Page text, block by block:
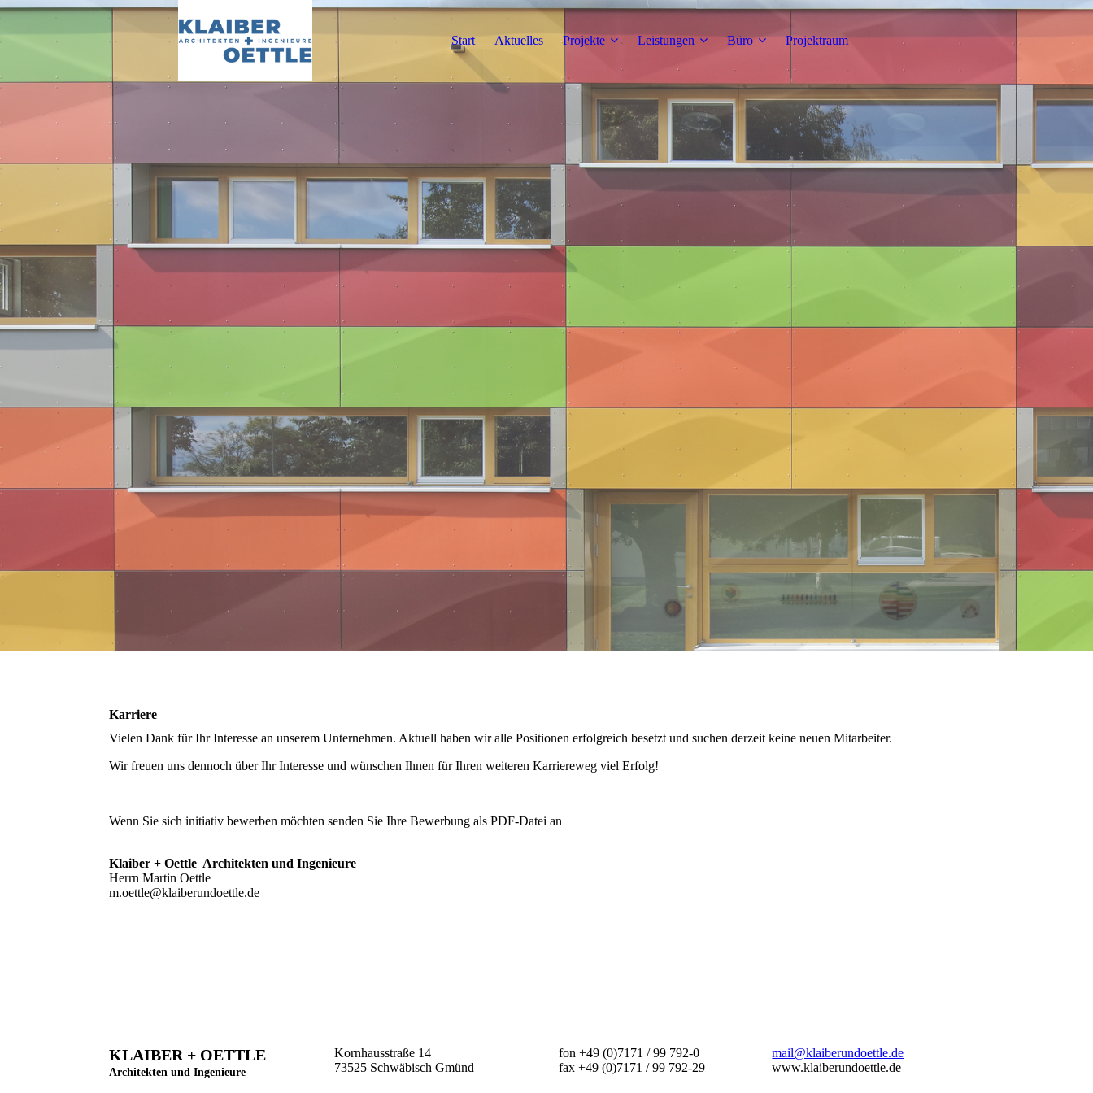
Start Aktuelles Projekte Leistungen Büro Projektraum
Karriere
Vielen Dank für Ihr Interesse an unserem Unternehmen. Aktuell haben wir alle Positionen erfolgreich besetzt und suchen derzeit keine neuen Mitarbeiter.
Wir freuen uns dennoch über Ihr Interesse und wünschen Ihnen für Ihren weiteren Karriereweg viel Erfolg!
Wenn Sie sich initiativ bewerben möchten senden Sie Ihre Bewerbung als PDF-Datei an
Klaiber + Oettle Architekten und Ingenieure
Herrn Martin Oettle
m.oettle@klaiberundoettle.de
KLAIBER + OETTLE
Architekten und Ingenieure
Kornhausstraße 14
73525 Schwäbisch Gmünd
fon +49 (0)7171 / 99 792-0
fax +49 (0)7171 / 99 792-29
mail@klaiberundoettle.de
www.klaiberundoettle.de